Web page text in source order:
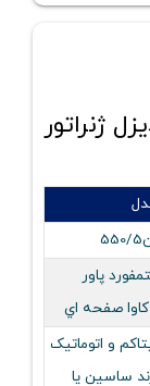
ژنراتور
5
پاور
و اتوماتیک
ساسین یا